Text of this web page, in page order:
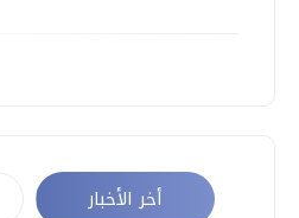
أخر الأخبار